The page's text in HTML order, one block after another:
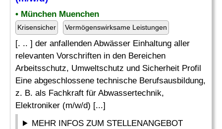
• München Muenchen
Krisensicher Vermögenswirksame Leistungen
[. .. ] der anfallenden Abwässer Einhaltung aller
relevanten Vorschriften in den Bereichen
Arbeitsschutz, Umweltschutz und Sicherheit Profil
Eine abgeschlossene technische Berufsausbildung,
z. B. als Fachkraft für Abwassertechnik,
Elektroniker (m/w/d) [...]
MEHR INFOS ZUM STELLENANGEBOT